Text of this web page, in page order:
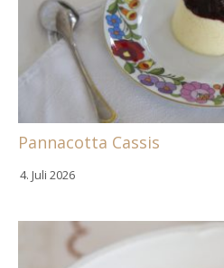
Pannacotta Cassis
4. Juli 2026